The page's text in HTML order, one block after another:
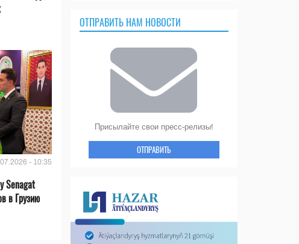
- 10:35
Senagat
в Грузию
ОТПРАВИТЬ НАМ НОВОСТИ
Присылайте свои пресс-релизы!
ОТПРАВИТЬ